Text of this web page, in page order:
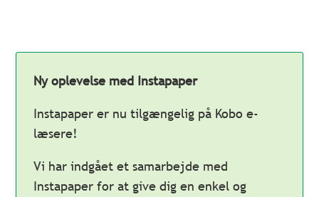
Ny oplevelse med Instapaper
Instapaper er nu tilgængelig på Kobo e-
læsere!
Vi har indgået et samarbejde med
Instapaper for at give dig en enkel og